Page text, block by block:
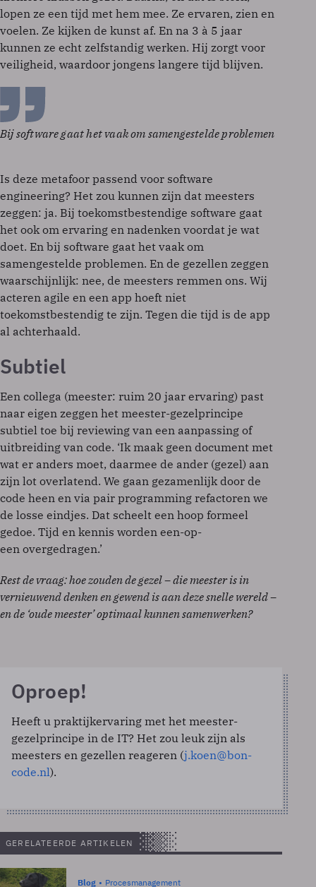
lopen ze een tijd met hem mee. Ze ervaren, zien en
voelen. Ze kijken de kunst af. En na 3 à 5 jaar
kunnen ze echt zelfstandig werken. Hij zorgt voor
veiligheid, waardoor jongens langere tijd blijven.
Bij software gaat het vaak om samengestelde problemen
Is deze metafoor passend voor software
engineering? Het zou kunnen zijn dat meesters
zeggen: ja. Bij toekomstbestendige software gaat
het ook om ervaring en nadenken voordat je wat
doet. En bij software gaat het vaak om
samengestelde problemen. En de gezellen zeggen
waarschijnlijk: nee, de meesters remmen ons. Wij
acteren agile en een app hoeft niet
toekomstbestendig te zijn. Tegen die tijd is de app
al achterhaald.
Subtiel
Een collega (meester: ruim 20 jaar ervaring) past
naar eigen zeggen het meester-gezelprincipe
subtiel toe bij reviewing van een aanpassing of
uitbreiding van code. ‘Ik maak geen document met
wat er anders moet, daarmee de ander (gezel) aan
zijn lot overlatend. We gaan gezamenlijk door de
code heen en via pair programming refactoren we
de losse eindjes. Dat scheelt een hoop formeel
gedoe. Tijd en kennis worden een-op-
een overgedragen.’
Rest de vraag: hoe zouden de gezel – die meester is in
vernieuwend denken en gewend is aan deze snelle wereld –
en de ‘oude meester’ optimaal kunnen samenwerken?
Oproep!
Heeft u praktijkervaring met het meester-
gezelprincipe in de IT? Het zou leuk zijn als
meesters en gezellen reageren (j.koen@bon-
code.nl).
GERELATEERDE ARTIKELEN
Blog Procesmanagement